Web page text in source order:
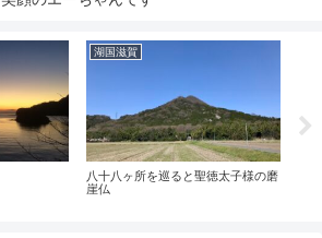
湖国滋賀
八十八ヶ所を巡ると聖徳太子様の磨
崖仏